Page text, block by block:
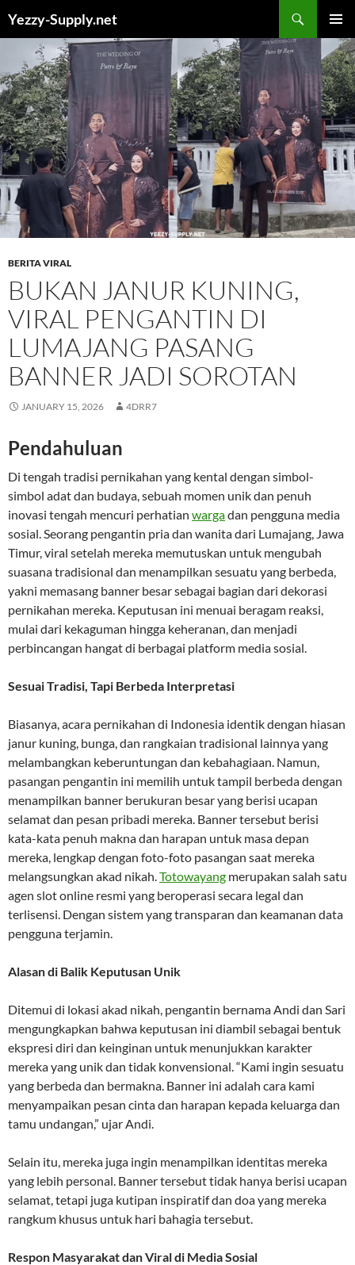
content
Yezzy-Supply.net
MENU
BERITA VIRAL
BUKAN JANUR KUNING,
VIRAL PENGANTIN DI
LUMAJANG PASANG
BANNER JADI SOROTAN
JANUARY 15, 2026 4DRR7
Pendahuluan
Di tengah tradisi pernikahan yang kental dengan simbol-
simbol adat dan budaya, sebuah momen unik dan penuh
inovasi tengah mencuri perhatian wargadan pengguna media
sosial. Seorang pengantin pria dan wanita dari Lumajang, Jawa
Timur, viral setelah mereka memutuskan untuk mengubah
suasana tradisional dan menampilkan sesuatu yang berbeda,
yakni memasang banner besar sebagai bagian dari dekorasi
pernikahan mereka. Keputusan ini menuai beragam reaksi,
mulai dari kekaguman hingga keheranan, dan menjadi
perbincangan hangat di berbagai platform media sosial.
Sesuai Tradisi, Tapi Berbeda Interpretasi
Biasanya, acara pernikahan di Indonesia identik dengan hiasan
janur kuning, bunga, dan rangkaian tradisional lainnya yang
melambangkan keberuntungan dan kebahagiaan. Namun,
pasangan pengantin ini memilih untuk tampil berbeda dengan
menampilkan banner berukuran besar yang berisi ucapan
selamat dan pesan pribadi mereka. Banner tersebut berisi
kata-kata penuh makna dan harapan untuk masa depan
mereka, lengkap dengan foto-foto pasangan saat mereka
melangsungkan akad nikah.Totowayang merupakan salah satu
agen slot online resmi yang beroperasi secara legal dan
terlisensi. Dengan sistem yang transparan dan keamanan data
pengguna terjamin.
Alasan di Balik Keputusan Unik
Ditemui di lokasi akad nikah, pengantin bernama Andi dan Sari
mengungkapkan bahwa keputusan ini diambil sebagai bentuk
ekspresi diri dan keinginan untuk menunjukkan karakter
mereka yang unik dan tidak konvensional. “Kami ingin sesuatu
yang berbeda dan bermakna. Banner ini adalah cara kami
menyampaikan pesan cinta dan harapan kepada keluarga dan
tamu undangan,” ujar Andi.
Selain itu, mereka juga ingin menampilkan identitas mereka
yang lebih personal. Banner tersebut tidak hanya berisi ucapan
selamat, tetapi juga kutipan inspiratif dan doa yang mereka
rangkum khusus untuk hari bahagia tersebut.
Respon Masyarakat dan Viral di Media Sosial